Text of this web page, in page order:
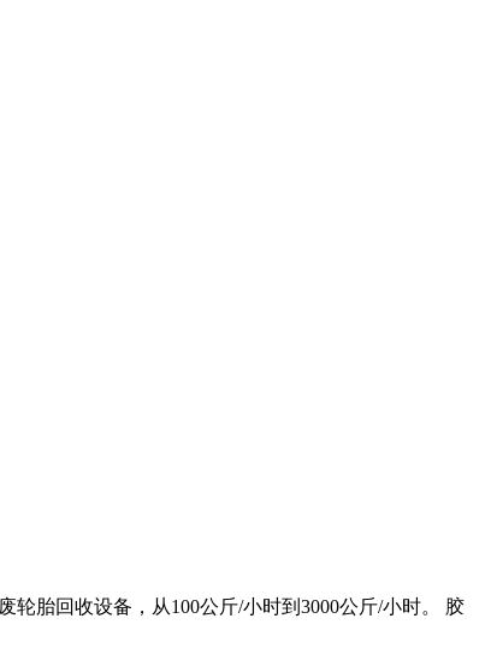
胎回收设备，从100公斤/小时到3000公斤/小时。 胶